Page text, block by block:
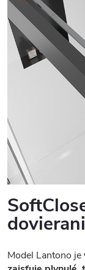
Model Lantono je